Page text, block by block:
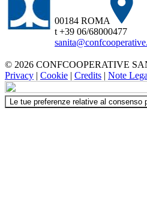
00184 ROMA
t +39 06/68000477
© 2026 CONFCOOPERATIVE
Privacy | Cookie | Credits | Note
Le tue preferenze relative al consenso